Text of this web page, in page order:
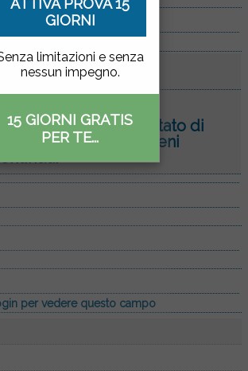
ATTIVA PROVA 15
GIORNI
limitazioni e senza
nessun impegno.
15 GIORNI GRATIS
PER TE...
per vedere questo campo
- incarico
per redazione Attestato di
di alcuni beni
per vedere questo campo